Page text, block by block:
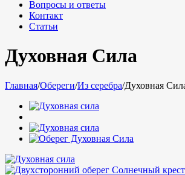
Вопросы и ответы
Контакт
Статьи
Духовная Сила
Главная/Обереги/Из серебра/Духовная